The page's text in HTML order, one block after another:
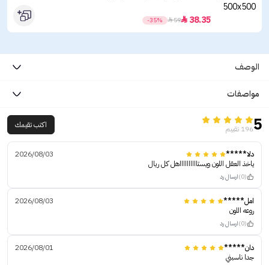
38.35

59

-35%
الوصف
مواصفات
5196 تقييم اكتب تقيمك
دلا*****
2026/08/03
ياخذ العقل اللون ويستااااااااااهل كل ريال
(0) ارسال رد
امل*****
2026/08/03
روعه اللون
(0) ارسال رد
دان*****
2026/08/01
جدا ناسبني